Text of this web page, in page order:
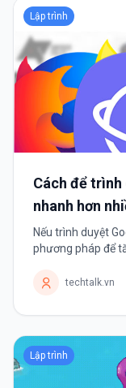
Lập trình
Cách để
nhanh hơn
Nếu trình duyệt
phương pháp để
được một thời...
techtalk.vn
Lập trình